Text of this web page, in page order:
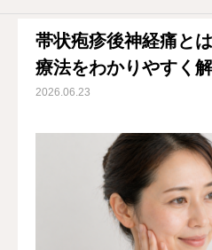
帯状疱疹後神経痛と
療法をわかりやすく
2026.06.23
料金表
オンライン診療
当院について